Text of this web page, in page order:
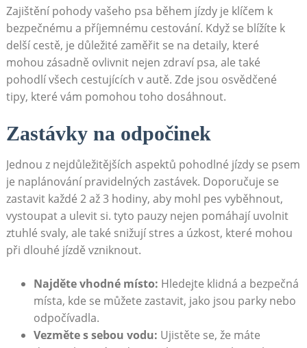
Zajištění pohody vašeho psa ⁣během jízdy je klíčem k ​
bezpečnému a příjemnému cestování. Když ⁤se blížíte k
‍delší cestě, je důležité ⁢zaměřit se na detaily, které⁢
mohou zásadně ​ovlivnit nejen ⁤zdraví psa,⁢ ale​ také
‌pohodlí ​všech cestujících v ⁤autě. Zde jsou osvědčené
tipy, které vám pomohou toho dosáhnout.
Zastávky na⁤ odpočinek
Jednou z nejdůležitějších aspektů ⁣pohodlné jízdy se psem
je naplánování pravidelných zastávek. Doporučuje se
zastavit každé 2 až 3 ⁣hodiny,⁣ aby mohl pes vyběhnout,
‍vystoupat⁣ a ulevit ⁤si. tyto pauzy nejen pomáhají uvolnit⁤
ztuhlé svaly, ale také snižují stres a úzkost, ⁣které mohou
při dlouhé jízdě vzniknout.
Najděte vhodné místo: Hledejte klidná a bezpečná
místa, kde se můžete zastavit, jako​ jsou parky nebo
odpočívadla.
Vezměte s sebou vodu: Ujistěte se, že máte